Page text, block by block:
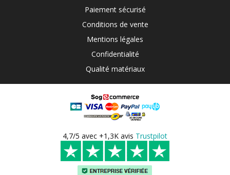
Paiement sécurisé
Conditions de vente
Mentions légales
Confidentialité
Qualité matériaux
4,7/5 avec +1,3K avis Trustpilot